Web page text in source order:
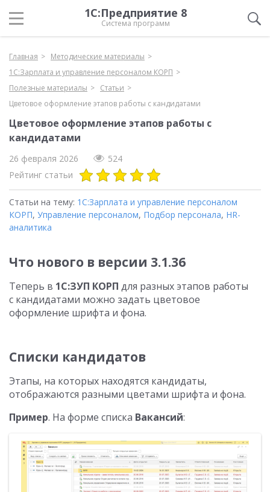
1С:Предприятие 8
Система программ
Главная
Методические материалы
1С:Зарплата и управление персоналом КОРП
Полезные материалы
Статьи
Цветовое оформление этапов работы с кандидатами
Цветовое оформление этапов работы с
кандидатами
26 февраля 2026
524
Рейтинг статьи
Статьи на тему: 1С:Зарплата и управление персоналом
КОРП, Управление персоналом, Подбор персонала, HR-
аналитика
Что нового в версии 3.1.36
Теперь в 1С:ЗУП КОРП для разных этапов работы
с кандидатами можно задать цветовое
оформление шрифта и фона.
Списки кандидатов
Этапы, на которых находятся кандидаты,
отображаются разными цветами шрифта и фона.
Пример. На форме списка Вакансий: